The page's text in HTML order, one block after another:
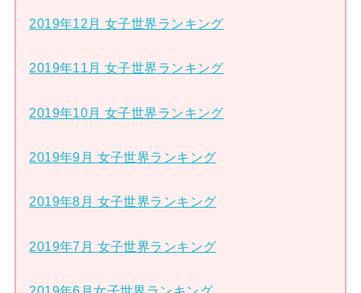
2019年12月 女子世界ランキング
2019年11月 女子世界ランキング
2019年10月 女子世界ランキング
2019年9月 女子世界ランキング
2019年8月 女子世界ランキング
2019年7月 女子世界ランキング